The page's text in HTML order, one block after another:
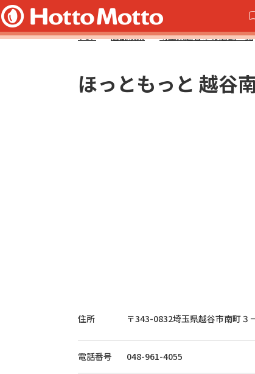
TOP 店舗検索 埼玉県越谷市の店舗一覧
ほっともっと 越谷
住所 〒343-0832埼玉県越谷市南町３
電話番号 048-961-4055